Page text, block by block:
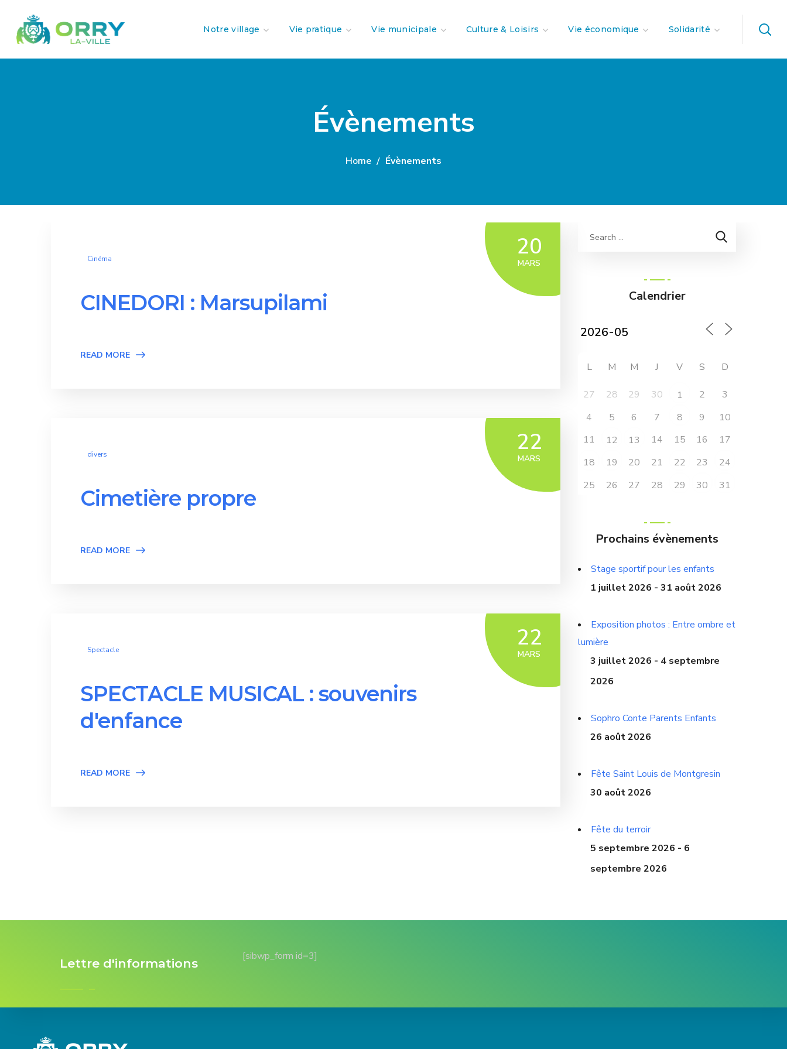
Notre village Vie pratique Vie municipale Culture & Loisirs Vie économique Solidarité
Évènements
Home Évènements
20
MARS
Cinéma
CINEDORI : Marsupilami
READ MORE
22
MARS
divers
Cimetière propre
READ MORE
22
MARS
Spectacle
SPECTACLE MUSICAL : souvenirs
d'enfance
READ MORE
Calendrier
L M M J V S D
27 28 29 30 1 2
3
4
5 6 7 8 9
10
11
12 13 14 15 16
17
18
19 20 21 22 23
24
25
26 27 28 29 30 31
Prochains évènements
Stage sportif pour les enfants
1 juillet 2026 - 31 août 2026
Exposition photos : Entre ombre et
lumière
3 juillet 2026 - 4 septembre
2026
Sophro Conte Parents Enfants
26 août 2026
Fête Saint Louis de Montgresin
30 août 2026
Fête du terroir
5 septembre 2026 - 6
septembre 2026
Lettre d'informations [sibwp_form id=3]